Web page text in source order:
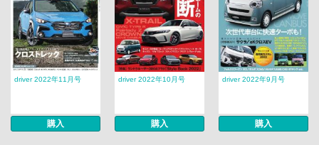
driver 2022年11月号
購入
driver 2022年10月号
購入
driver 2022年9月号
購入